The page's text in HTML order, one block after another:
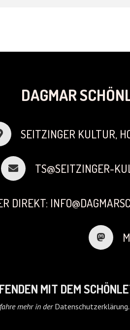
DAGMAR
SEITZINGER KULTUR,
TS@SEITZINGER-
DIREKT:
MIT DEM
mehr in der Datenschutzerklärung.